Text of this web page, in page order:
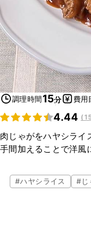
調理時間15分 費用
4.44 (
肉じゃがをハヤシライ
手間加えることで洋風
よく染みた肉じゃが
ぜひお試しくださいね
#ハヤシライス #じ